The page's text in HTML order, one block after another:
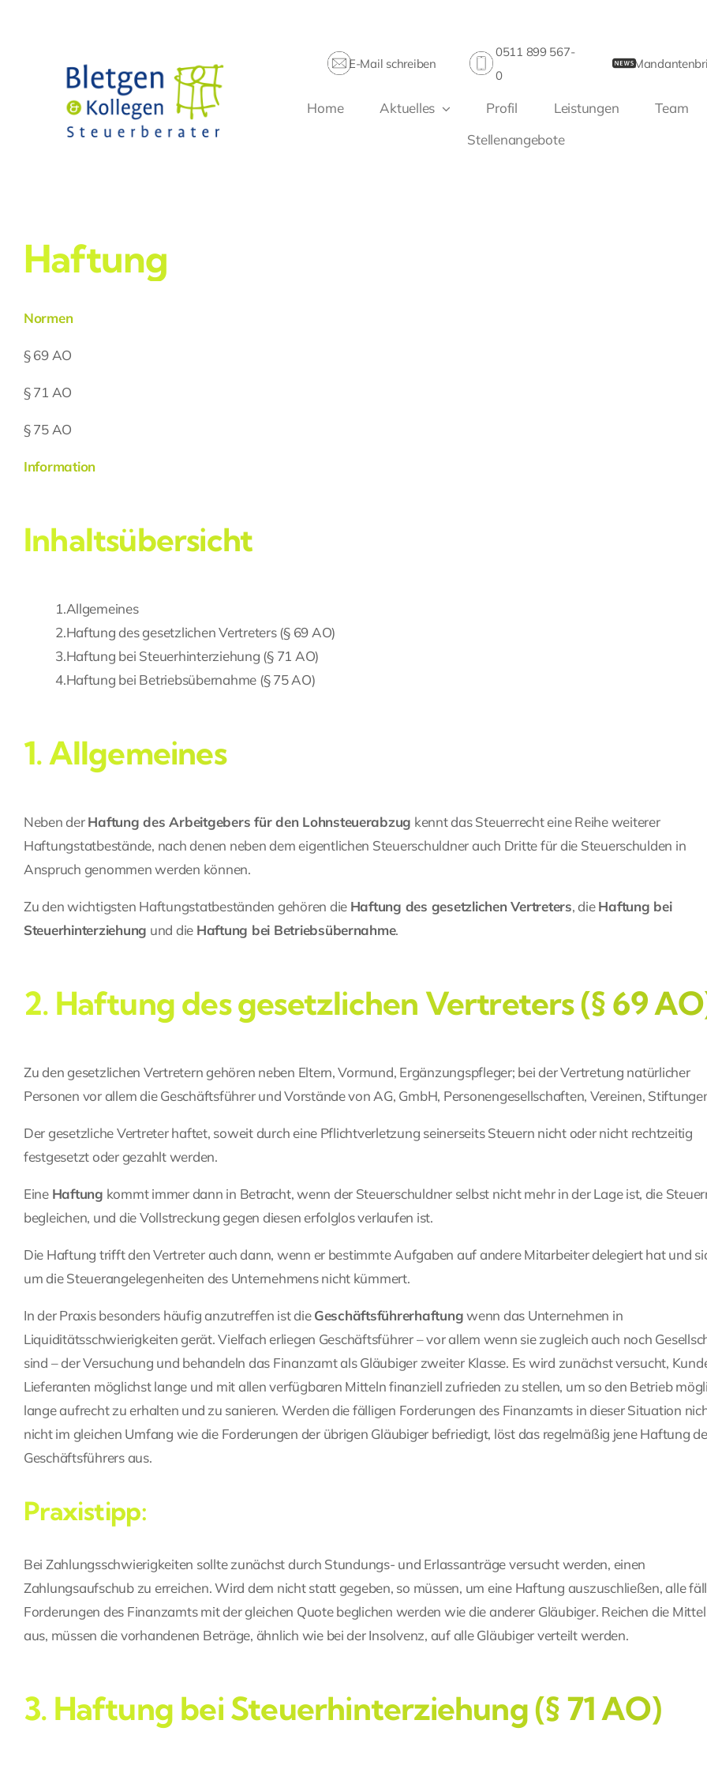
E-Mail schreiben
0511 899 567-
0
Home Aktuelles Profil Leistungen
Team
Stellenangebote
Haftung
Normen
§ 69 AO
§ 71 AO
§ 75 AO
Information
Inhaltsübersicht
1.Allgemeines
2.Haftung des gesetzlichen Vertreters (§ 69 AO)
3.Haftung bei Steuerhinterziehung (§ 71 AO)
4.Haftung bei Betriebsübernahme (§ 75 AO)
1. Allgemeines
Neben derHaftung des Arbeitgebers für den Lohnsteuerabzug kennt das Steuerrecht eine Reihe weiterer
Haftungstatbestände, nach denen neben dem eigentlichen Steuerschuldner auch Dritte für die Steuerschulden in
Anspruch genommen werden können.
Zu den wichtigsten Haftungstatbeständen gehören die Haftung des gesetzlichen Vertreters, dieHaftung bei
Steuerhinterziehung und die Haftung bei Betriebsübernahme.
2. Haftung des gesetzlichen Vertreters (§ 69
Zu den gesetzlichen Vertretern gehören neben Eltern, Vormund, Ergänzungspfleger; bei der Vertretung natürlicher
Personen vor allem die Geschäftsführer und Vorstände von AG, GmbH, Personengesellschaften, Vereinen,
Der gesetzliche Vertreter haftet, soweit durch eine Pflichtverletzung seinerseits Steuern nicht oder nicht rechtzeitig
festgesetzt oder gezahlt werden.
Eine Haftung kommt immer dann in Betracht, wenn der Steuerschuldner selbst nicht mehr in der Lage ist, die
begleichen, und die Vollstreckung gegen diesen erfolglos verlaufen ist.
Die Haftung trifft den Vertreter auch dann, wenn er bestimmte Aufgaben auf andere Mitarbeiter delegiert hat und
um die Steuerangelegenheiten des Unternehmens nicht kümmert.
In der Praxis besonders häufig anzutreffen ist dieGeschäftsführerhaftungwenn das Unternehmen in
Liquiditätsschwierigkeiten gerät. Vielfach erliegen Geschäftsführer – vor allem wenn sie zugleich auch noch
sind – der Versuchung und behandeln das Finanzamt als Gläubiger zweiter Klasse. Es wird zunächst versucht,
Lieferanten möglichst lange und mit allen verfügbaren Mitteln finanziell zufrieden zu stellen, um so den Betrieb
lange aufrecht zu erhalten und zu sanieren. Werden die fälligen Forderungen des Finanzamts in dieser Situation
nicht im gleichen Umfang wie die Forderungen der übrigen Gläubiger befriedigt, löst das regelmäßig jene Haftung
Geschäftsführers aus.
Praxistipp:
Bei Zahlungsschwierigkeiten sollte zunächst durch Stundungs- und Erlassanträge versucht werden, einen
Zahlungsaufschub zu erreichen. Wird dem nicht statt gegeben, so müssen, um eine Haftung auszuschließen, alle
Forderungen des Finanzamts mit der gleichen Quote beglichen werden wie die anderer Gläubiger. Reichen die
aus, müssen die vorhandenen Beträge, ähnlich wie bei der Insolvenz, auf alle Gläubiger verteilt werden.
3. Haftung bei Steuerhinterziehung (§ 71 AO)